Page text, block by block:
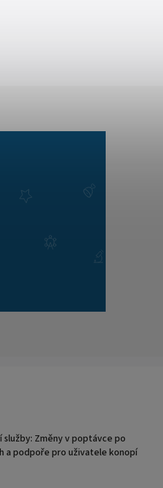
služby: Změny v poptávce po
a podpoře pro uživatele konopí